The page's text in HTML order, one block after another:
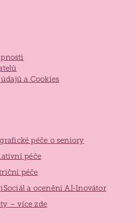
a Cookies
péče o seniory
péče
péče
a ocenění AI‑Inovátor
– více zde